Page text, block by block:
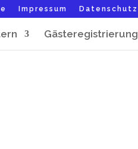
Impressum Datenschutz
Gästeregistrierung